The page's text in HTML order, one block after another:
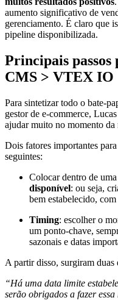
aumento significativo de
gerenciamento. É claro que
pipeline disponibilizada.
Principais
CMS > VTEX IO
Para sintetizar todo o bate-
gestor de e-commerce,
ajudar muito no momento da
Dois fatores importantes
seguintes:
Colocar dentro de uma
disponível: ou seja,
bem estabelecido,
Timing: escolher o
um ponto-chave,
sazonais e datas
A partir disso, surgiram duas
“Há uma data limite
serão obrigados a fazer